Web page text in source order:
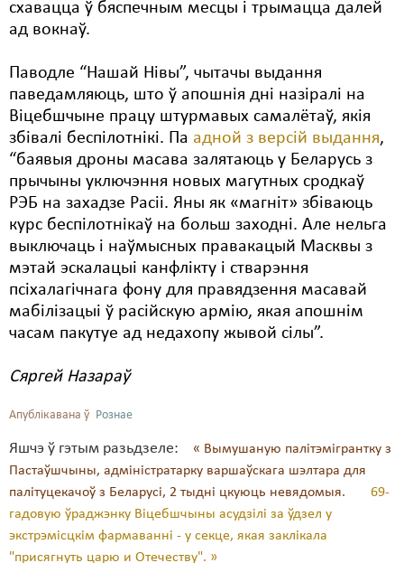
схавацца ў бяспечным месцы і трымацца далей
ад вокнаў.
Паводле “Нашай Нівы”, чытачы выдання
паведамляюць, што ў апошнія дні назіралі на
Віцебшчыне працу штурмавых самалётаў, якія
збівалі беспілотнікі. Па адной з версій выдання,
“баявыя дроны масава залятаюць у Беларусь з
прычыны уключэння новых магутных сродкаў
РЭБ на захадзе Расіі. Яны як «магніт» збіваюць
курс беспілотнікаў на больш заходні. Але нельга
выключаць і наўмысных правакацый Масквы з
мэтай эскалацыі канфлікту і стварэння
псіхалагічнага фону для правядзення масавай
мабілізацыі ў расійскую армію, якая апошнім
часам пакутуе ад недахопу жывой сілы”.
Сяргей Назараў
Апублікавана ў Рознае
Яшчэ ў гэтым разьдзеле:
« Вымушаную палітэмігрантку з
Пастаўшчыны, адміністратарку варшаўскага шэлтара для
палітуцекачоў з Беларусі, 2 тыдні цкуюць невядомыя.
69-
гадовую ўраджэнку Віцебшчыны асудзілі за ўдзел у
экстрэмісцкім фармаванні - у секце, якая заклікала
"присягнуть царю и Отечеству". »